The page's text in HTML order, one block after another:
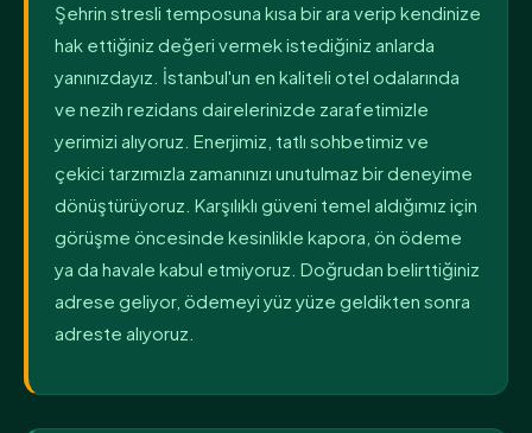
Şehrin stresli temposuna kısa bir ara verip kendinize
hak ettiğiniz değeri vermek istediğiniz anlarda
yanınızdayız. İstanbul'un en kaliteli otel odalarında
ve nezih rezidans dairelerinizde zarafetimizle
yerimizi alıyoruz. Enerjimiz, tatlı sohbetimiz ve
çekici tarzımızla zamanınızı unutulmaz bir deneyime
dönüştürüyoruz. Karşılıklı güveni temel aldığımız için
görüşme öncesinde kesinlikle kapora, ön ödeme
ya da havale kabul etmiyoruz. Doğrudan belirttiğiniz
adrese geliyor, ödemeyi yüz yüze geldikten sonra
adreste alıyoruz.